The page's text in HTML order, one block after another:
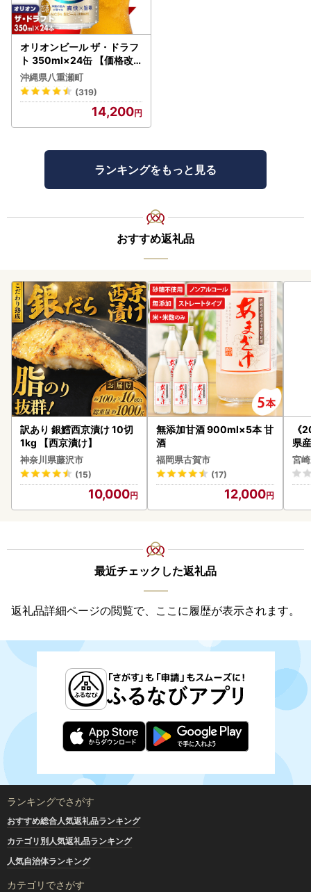
オリオンビール ザ・ドラフ
ト 350ml×24缶 【価格改
定YI】
沖縄県八重瀬町
(319)
14,200
ランキングをもっと見る
おすすめ返礼品
訳あり 銀鱈西京漬け 10切
1kg 【西京漬け】
神奈川県藤沢市
(15)
10,000
無添加甘酒 900ml×5本 甘
酒
福岡県古賀市
(17)
12,000
《
県
セ
宮
最近チェックした返礼品
返礼品詳細ページの閲覧で、ここに履歴が表示されます。
ランキングでさがす
おすすめ総合人気返礼品ランキング
カテゴリ別人気返礼品ランキング
人気自治体ランキング
カテゴリでさがす